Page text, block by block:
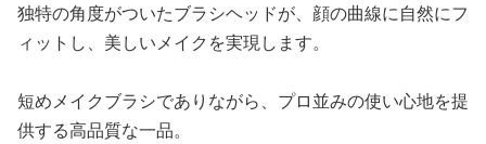
独特の角度がついたブラシヘッドが、顔の曲線に自然にフ
ィットし、美しいメイクを実現します。
短めメイクブラシでありながら、プロ並みの使い心地を提
供する高品質な一品。